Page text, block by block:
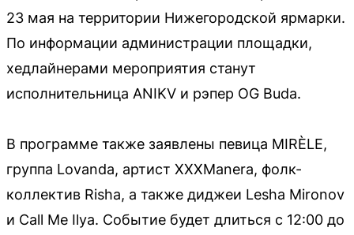
23 мая на территории Нижегородской ярмарки.
По информации администрации площадки,
хедлайнерами мероприятия станут
исполнительница ANIKV и рэпер OG Buda.
В программе также заявлены певица MIRÈLE,
группа Lovanda, артист XXXManera, фолк-
коллектив Risha, а также диджеи Lesha Mironov
и Call Me Ilya. Событие будет длиться с 12:00 до